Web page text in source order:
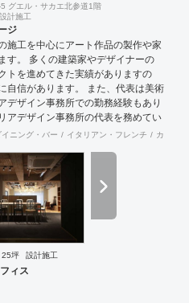
グエル・サカエ北参道1階
設計施工
ジ
施工を中心にアート作品の製作や家
す。 多くの建築家やデザイナーの
トを進めてきた実績がありますの
自信があります。 また、代表は美術
デザイン事務所での勤務経験もあり
アデザイン事務所の代表を務めてい
デザイナーを有しています。 現場
も現場に出ますので、社内で5名と
で物件規模や内容に応じて割り当て
木工職人を抱えており、内装工事に
を締める木工家具の製作には質、量
ます。 その他、自社で飲食店を経営
シピ提供、仕入先のコーディネー
ており設計や施工だけにとらわれな
ます。 大手企業の新業態開発の際の
ーとしてノウハウ提供などの実績も
イニング・バー イタリアン・フレンチ カフェ
25坪 設計施工
ィス